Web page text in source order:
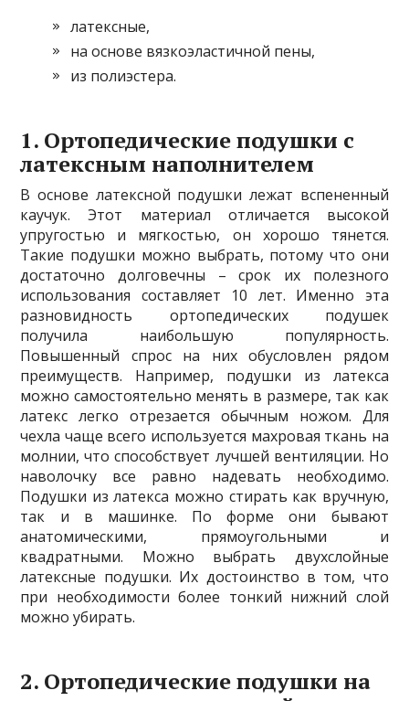
латексные,
на основе вязкоэластичной пены,
из полиэстера.
1. Ортопедические подушки с
латексным наполнителем
В основе латексной подушки лежат вспененный
каучук. Этот материал отличается высокой
упругостью и мягкостью, он хорошо тянется.
Такие подушки можно выбрать, потому что они
достаточно долговечны – срок их полезного
использования составляет 10 лет. Именно эта
разновидность ортопедических подушек
получила наибольшую популярность.
Повышенный спрос на них обусловлен рядом
преимуществ. Например, подушки из латекса
можно самостоятельно менять в размере, так как
латекс легко отрезается обычным ножом. Для
чехла чаще всего используется махровая ткань на
молнии, что способствует лучшей вентиляции. Но
наволочку все равно надевать необходимо.
Подушки из латекса можно стирать как вручную,
так и в машинке. По форме они бывают
анатомическими, прямоугольными и
квадратными. Можно выбрать двухслойные
латексные подушки. Их достоинство в том, что
при необходимости более тонкий нижний слой
можно убирать.
2. Ортопедические подушки на